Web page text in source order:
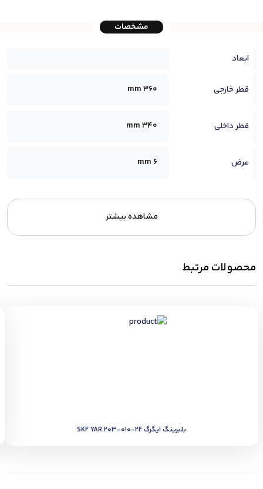
مشخصات
ابعاد
قطر خارجی 360 mm
قطر داخلی 340 mm
عرض 6 mm
مشاهده بیشتر
محصولات مرتبط
بلبرینگ ایگرگ SKF YAR 203-010-2F